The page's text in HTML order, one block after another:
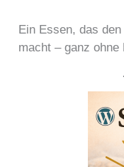
Ein Essen, das
macht – ganz ohne